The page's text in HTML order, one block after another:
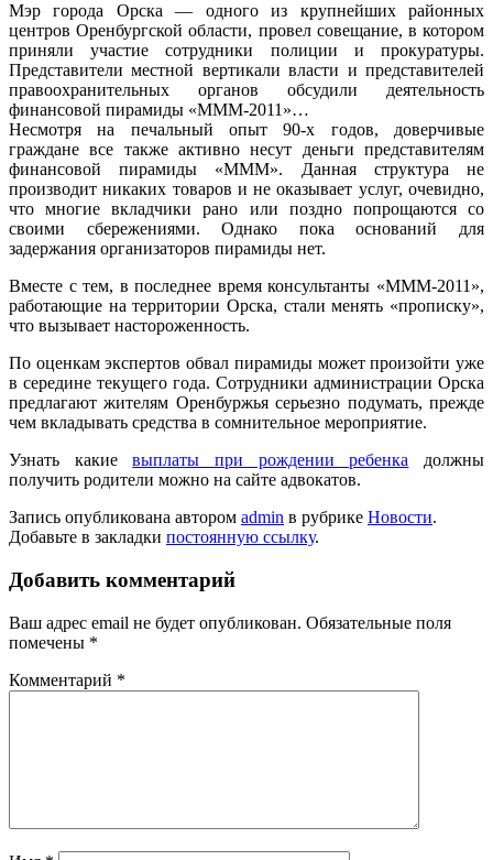
Мэр города Орска — одного из крупнейших районных
центров Оренбургской области, провел совещание, в котором
приняли участие сотрудники полиции и прокуратуры.
Представители местной вертикали власти и представителей
правоохранительных органов обсудили деятельность
финансовой пирамиды «МММ-2011»…
Несмотря на печальный опыт 90-х годов, доверчивые
граждане все также активно несут деньги представителям
финансовой пирамиды «МММ». Данная структура не
производит никаких товаров и не оказывает услуг, очевидно,
что многие вкладчики рано или поздно попрощаются со
своими сбережениями. Однако пока оснований для
задержания организаторов пирамиды нет.
Вместе с тем, в последнее время консультанты «МММ-2011»,
работающие на территории Орска, стали менять «прописку»,
что вызывает настороженность.
По оценкам экспертов обвал пирамиды может произойти уже
в середине текущего года. Сотрудники администрации Орска
предлагают жителям Оренбуржья серьезно подумать, прежде
чем вкладывать средства в сомнительное мероприятие.
Узнать какиевыплаты при рождении ребенка должны
получить родители можно на сайте адвокатов.
Запись опубликована автором admin в рубрике Новости.
Добавьте в закладки постоянную ссылку.
Добавить комментарий
Ваш адрес email не будет опубликован. Обязательные поля
помечены *
Комментарий *